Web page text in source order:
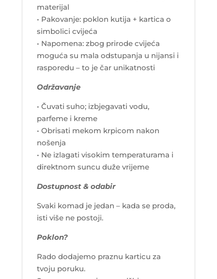
materijal
• Pakovanje: poklon kutija + kartica o
simbolici cvijeća
• Napomena: zbog prirode cvijeća
moguća su mala odstupanja u nijansi i
rasporedu – to je čar unikatnosti
Održavanje
• Čuvati suho; izbjegavati vodu,
parfeme i kreme
• Obrisati mekom krpicom nakon
nošenja
• Ne izlagati visokim temperaturama i
direktnom suncu duže vrijeme
Dostupnost & odabir
Svaki komad je jedan – kada se proda,
isti više ne postoji.
Poklon?
Rado dodajemo praznu karticu za
tvoju poruku.